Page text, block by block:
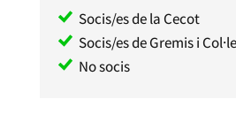
Socis/es de la Cecot
Socis/es de Gremis i
No socis